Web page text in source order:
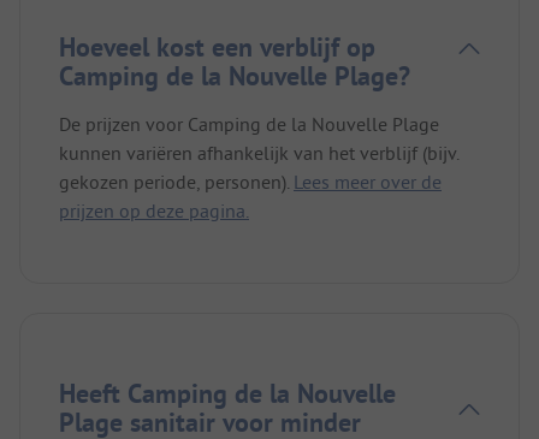
Hoeveel kost een verblijf op
Camping de la Nouvelle Plage?
De prijzen voor Camping de la Nouvelle Plage
kunnen variëren afhankelijk van het verblijf (bijv.
gekozen periode, personen). Lees meer over de
prijzen op deze pagina.
Heeft Camping de la Nouvelle
Plage sanitair voor minder